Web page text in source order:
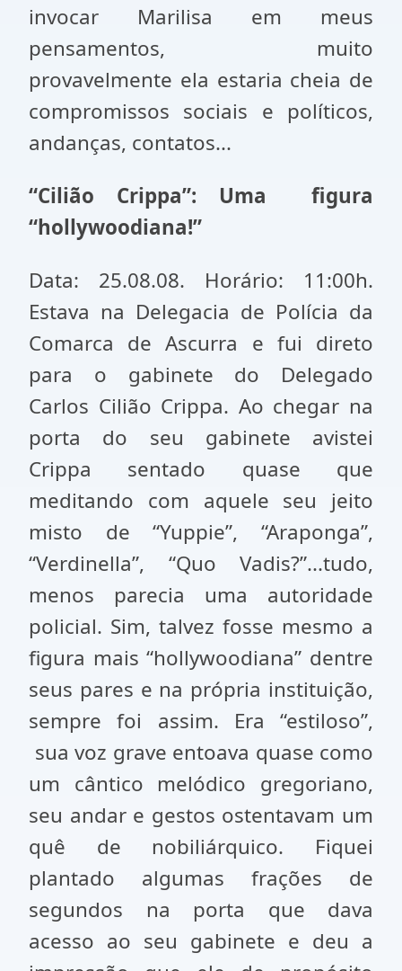
invocar Marilisa em meus
pensamentos, muito
provavelmente ela estaria cheia de
compromissos sociais e políticos,
andanças, contatos...
“Cilião Crippa”: Uma figura
“hollywoodiana!”
Data: 25.08.08. Horário: 11:00h.
Estava na Delegacia de Polícia da
Comarca de Ascurra e fui direto
para o gabinete do Delegado
Carlos Cilião Crippa. Ao chegar na
porta do seu gabinete avistei
Crippa sentado quase que
meditando com aquele seu jeito
misto de “Yuppie”, “Araponga”,
“Verdinella”, “Quo Vadis?”...tudo,
menos parecia uma autoridade
policial. Sim, talvez fosse mesmo a
figura mais “hollywoodiana” dentre
seus pares e na própria instituição,
sempre foi assim. Era “estiloso”,
sua voz grave entoava quase como
um cântico melódico gregoriano,
seu andar e gestos ostentavam um
quê de nobiliárquico. Fiquei
plantado algumas frações de
segundos na porta que dava
acesso ao seu gabinete e deu a